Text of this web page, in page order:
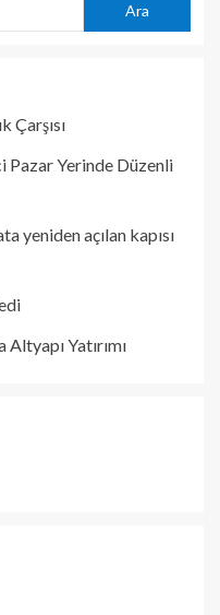
Ara
Çarşısı
Pazar Yerinde Düzenli
yeniden açılan kapısı
Altyapı Yatırımı